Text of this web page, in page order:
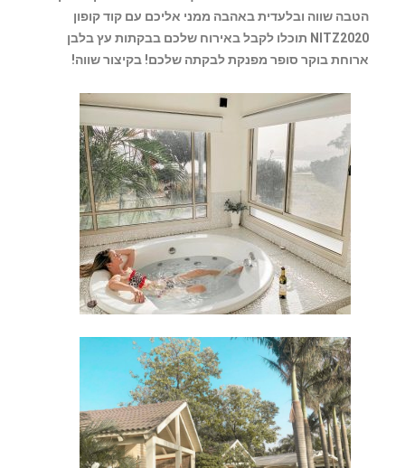
הטבה שווה ובלעדית באהבה ממני אליכם עם קוד קופון
NITZ2020 תוכלו לקבל באירוח שלכם בבקתות עץ בלבן
ארוחת בוקר סופר מפנקת לבקתה שלכם! בקיצור שווה!